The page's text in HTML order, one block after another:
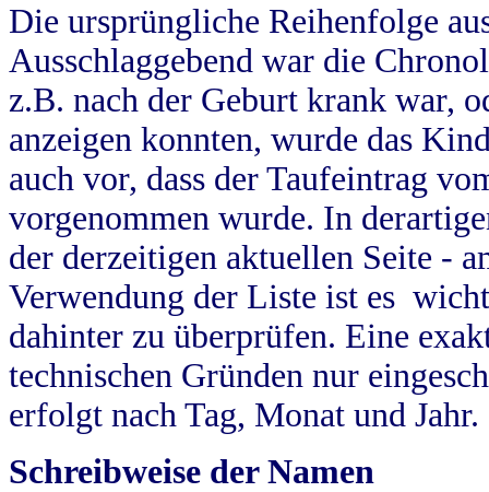
Die ursprüngliche Reihenfolge
Ausschlaggebend war die
z.B. nach der Geburt krank war,
anzeigen konnten, wurde das
auch vor, dass der Taufeintrag
vorgenommen wurde. In
der derzeitigen aktuellen Seite -
Verwendung der Liste ist es
dahinter zu überprüfen. Eine
technischen Gründen nur
erfolgt nach Tag, Monat und Jahr.
Schreibweise der Namen